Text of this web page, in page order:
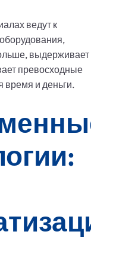
ведут к
выдерживает
превосходные
время и деньги.